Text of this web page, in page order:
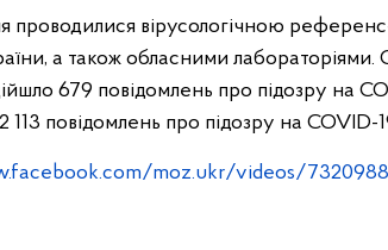
проводилися вірусологічною
а також обласними
679 повідомлень про підозру на
113 повідомлень про підозру на COVID-
moz.ukr/videos/